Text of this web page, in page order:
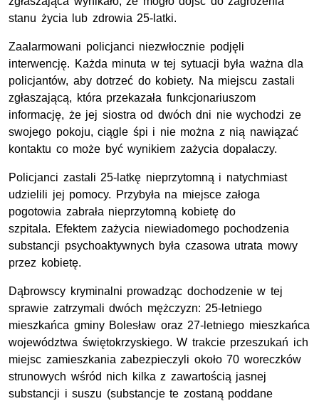
stanu życia lub zdrowia 25-latki.
Zaalarmowani policjanci niezwłocznie podjęli
interwencję. Każda minuta w tej sytuacji była ważna dla
policjantów, aby dotrzeć do kobiety. Na miejscu zastali
zgłaszającą, która przekazała funkcjonariuszom
informację, że jej siostra od dwóch dni nie wychodzi ze
swojego pokoju, ciągle śpi i nie można z nią nawiązać
kontaktu co może być wynikiem zażycia dopalaczy.
Policjanci zastali 25-latkę nieprzytomną i natychmiast
udzielili jej pomocy. Przybyła na miejsce załoga
pogotowia zabrała nieprzytomną kobietę do
szpitala. Efektem zażycia niewiadomego pochodzenia
substancji psychoaktywnych była czasowa utrata mowy
przez kobietę.
Dąbrowscy kryminalni prowadząc dochodzenie w tej
sprawie zatrzymali dwóch mężczyzn: 25-letniego
mieszkańca gminy Bolesław oraz 27-letniego mieszkańca
województwa świętokrzyskiego. W trakcie przeszukań ich
miejsc zamieszkania zabezpieczyli około 70 woreczków
strunowych wśród nich kilka z zawartością jasnej
substancji i suszu (substancje te zostaną poddane